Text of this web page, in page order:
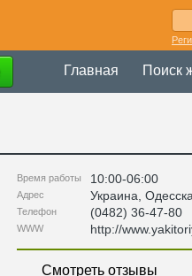
Главная Поиск
Время работы 10:00-06:00
Адрес Украина
Телефон (0482) 36-47-80
WWW http://
Смотреть отзывы